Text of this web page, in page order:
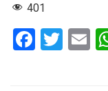
401
F
T
E